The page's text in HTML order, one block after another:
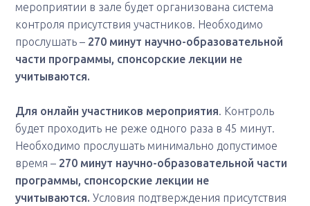
мероприятии в зале будет организована система
контроля присутствия участников. Необходимо
прослушать – 270 минут научно-образовательной
части программы, спонсорские лекции не
учитываются.
Для онлайн участников мероприятия. Контроль
будет проходить не реже одного раза в 45 минут.
Необходимо прослушать минимально допустимое
время – 270 минут научно-образовательной части
программы, спонсорские лекции не
учитываются. Условия подтверждения присутствия